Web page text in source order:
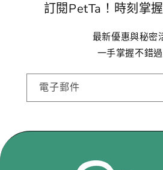
訂閱PetTa！時刻掌
最新優惠與秘密
一手掌握不錯過
電子郵件